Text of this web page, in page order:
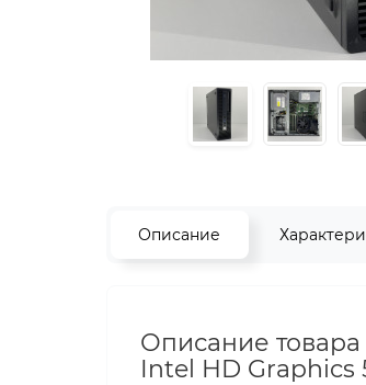
Описание
Описание
Intel HD Graphics